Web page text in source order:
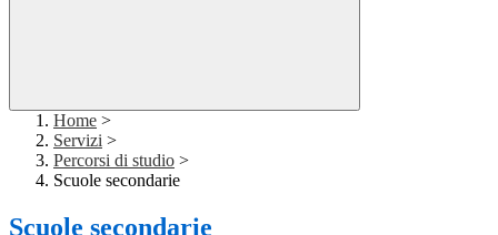
Home >
Servizi >
Percorsi di studio >
Scuole secondarie
Scuole secondarie